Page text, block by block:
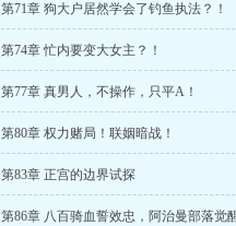
第71章 狗大户居然学会了钓鱼执法？！
第74章 忙内要变大女主？！
第77章 真男人，不操作，只平A！
第80章 权力赌局！联姻暗战！
第83章 正宫的边界试探
第86章 八百骑血誓效忠，阿治曼部落觉